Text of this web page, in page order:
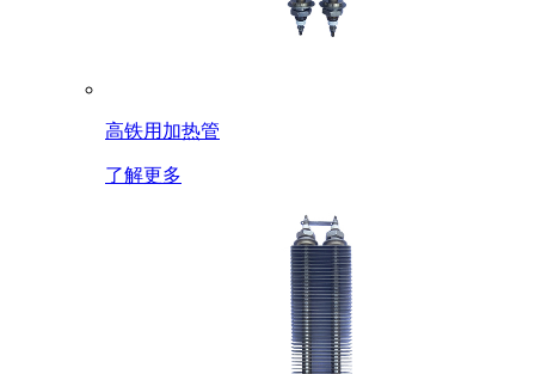
高铁用加热管
了解更多